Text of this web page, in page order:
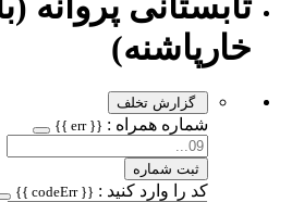
خارپاشنه)
گزارش تخلف
شماره همراه : {{ err }}
ثبت شماره
کد را وارد کنید : {{ codeErr }}